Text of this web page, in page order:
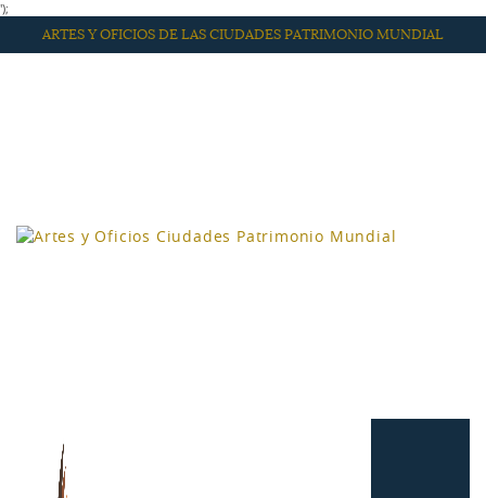
');
ARTES Y OFICIOS DE LAS CIUDADES PATRIMONIO MUNDIAL